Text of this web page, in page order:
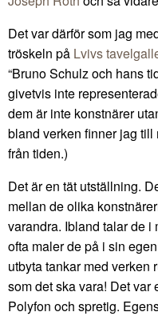
Det var därför som jag
tröskeln på Lvivs
“Bruno Schulz och hans
givetvis inte
dem är inte konstnärer
bland verken finner jag
från tiden.)
Det är en tät utställning.
mellan de olika
varandra. Ibland talar de
ofta maler de på i sin
utbyta tankar med verken
som det ska vara! Det var
Polyfon och spretig.